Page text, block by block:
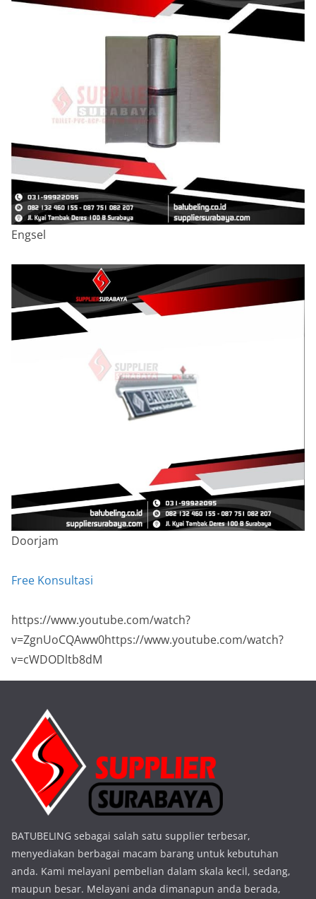
Engsel
Doorjam
Free Konsultasi
https://www.youtube.com/watch?
v=ZgnUoCQAww0https://www.youtube.com/watch?
v=cWDODltb8dM
BATUBELING sebagai salah satu supplier terbesar,
menyediakan berbagai macam barang untuk kebutuhan
anda. Kami melayani pembelian dalam skala kecil, sedang,
maupun besar. Melayani anda dimanapun anda berada,